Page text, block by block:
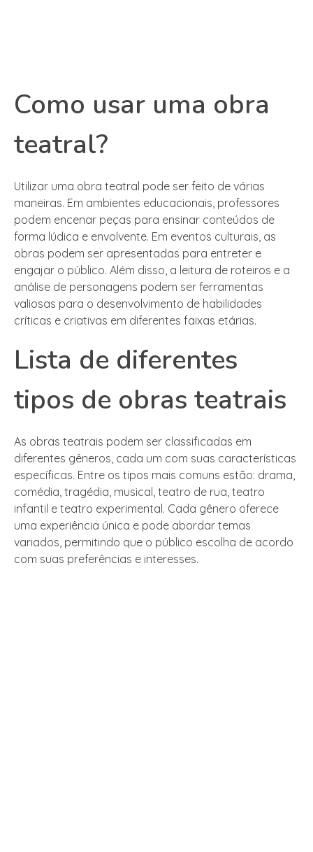
Como usar uma obra
teatral?
Utilizar uma obra teatral pode ser feito de várias
maneiras. Em ambientes educacionais, professores
podem encenar peças para ensinar conteúdos de
forma lúdica e envolvente. Em eventos culturais, as
obras podem ser apresentadas para entreter e
engajar o público. Além disso, a leitura de roteiros e a
análise de personagens podem ser ferramentas
valiosas para o desenvolvimento de habilidades
críticas e criativas em diferentes faixas etárias.
Lista de diferentes
tipos de obras teatrais
As obras teatrais podem ser classificadas em
diferentes gêneros, cada um com suas características
específicas. Entre os tipos mais comuns estão: drama,
comédia, tragédia, musical, teatro de rua, teatro
infantil e teatro experimental. Cada gênero oferece
uma experiência única e pode abordar temas
variados, permitindo que o público escolha de acordo
com suas preferências e interesses.